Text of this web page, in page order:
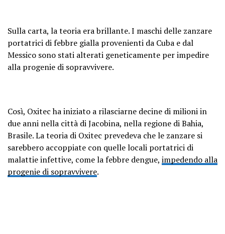
Sulla carta, la teoria era brillante. I maschi delle zanzare
portatrici di febbre gialla provenienti da Cuba e dal
Messico sono stati alterati geneticamente per impedire
alla progenie di sopravvivere.
Così, Oxitec ha iniziato a rilasciarne decine di milioni in
due anni nella città di Jacobina, nella regione di Bahia,
Brasile. La teoria di Oxitec prevedeva che le zanzare si
sarebbero accoppiate con quelle locali portatrici di
malattie infettive, come la febbre dengue, impedendo alla
progenie di sopravvivere.